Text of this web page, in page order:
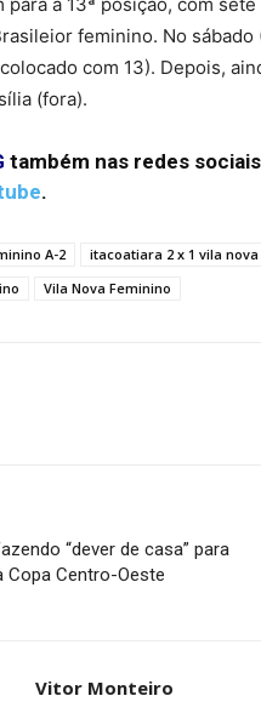
feminino. No
com 13). Depois,
(fora).
também nas redes
.
A-2 itacoatiara 2 x 1 vila nova
Vila Nova Feminino
“dever de casa” para
Copa Centro-Oeste
Vitor Monteiro